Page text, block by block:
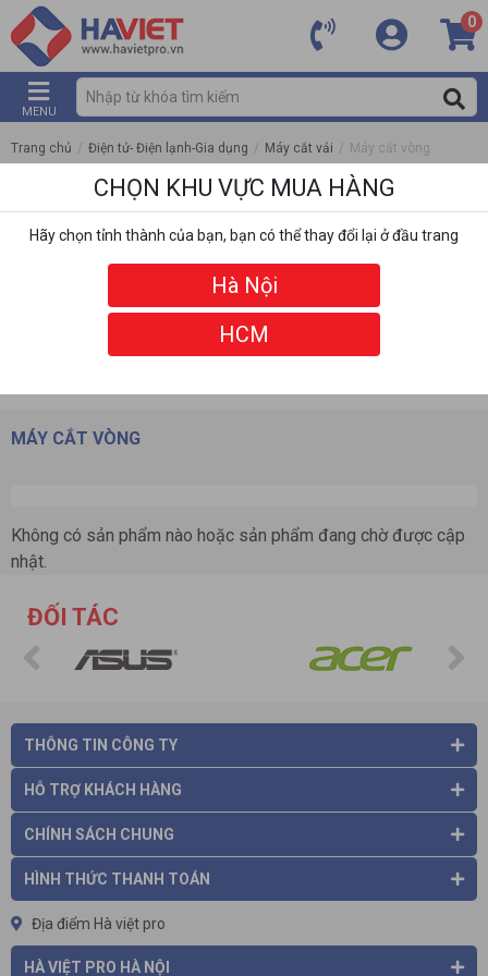
0
MENU
Trang chủ / Điện tử- Điện lạnh-Gia dụng / Máy cắt vải / Máy cắt vòng
MÁY CẮT VÒNG
Không có sản phẩm nào hoặc sản phẩm đang chờ được cập
nhật.
ĐỐI TÁC
THÔNG TIN CÔNG TY
HỖ TRỢ KHÁCH HÀNG
CHÍNH SÁCH CHUNG
HÌNH THỨC THANH TOÁN
Địa điểm Hà việt pro
HÀ VIỆT PRO HÀ NỘI
CHỌN KHU VỰC MUA HÀNG
Hãy chọn tỉnh thành của bạn, bạn có thể thay đổi lại ở đầu trang
Hà Nội
HCM